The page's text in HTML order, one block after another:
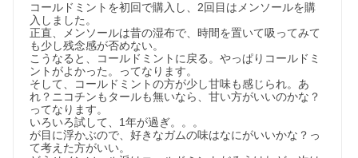
コールドミントを初回で購入し、2回目はメンソールを購
入しました。
正直、メンソールは昔の湿布で、時間を置いて吸ってみて
も少し残念感が否めない。
こうなると、コールドミントに戻る。やっぱりコールドミ
ントがよかった。ってなります。
そして、コールドミントの方が少し甘味も感じられ。あ
れ？ニコチンもタールも無いなら、甘い方がいいのかな？
ってなります。
いろいろ試して、1年が過ぎ。。。
が目に浮かぶので、好きなガムの味はなにがいいかな？っ
て考えた方がいい。